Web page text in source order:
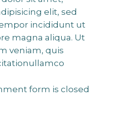
elit, sed
incididunt ut
magna aliqua. Ut
veniam, quis
form is closed